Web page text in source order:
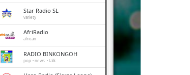
Star Radio SL
variety
AfriRadio
african
RADIO BINKONGOH
pop news talk